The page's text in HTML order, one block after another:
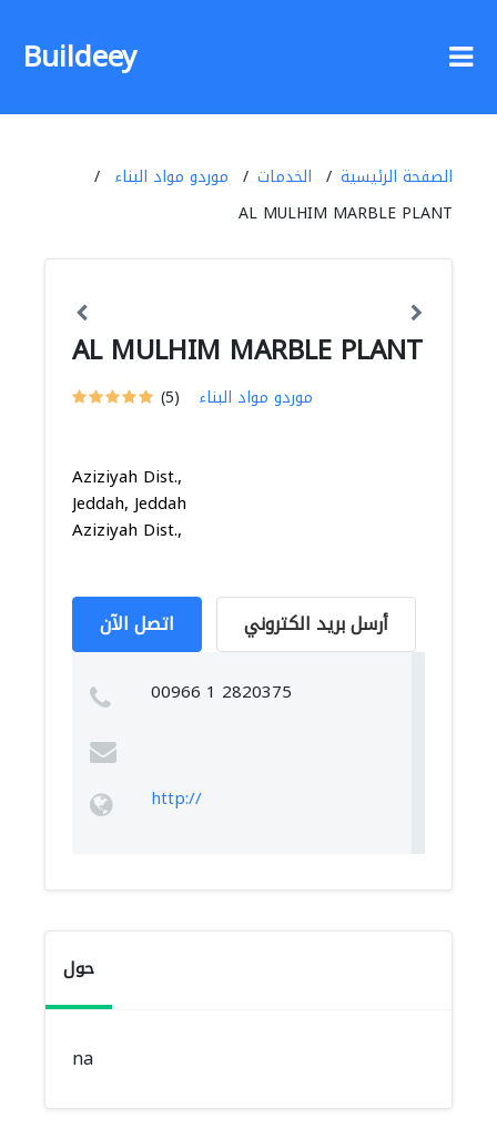
Buildeey
الصفحة الرئيسية الخدمات
موردو مواد البناء
AL MULHIM MARBLE PLANT
AL MULHIM MARBLE PLANT
(5) موردو مواد البناء
Aziziyah Dist.,
Jeddah, Jeddah
Aziziyah Dist.,
اتصل الآن أرسل بريد الكتروني
00966 1 2820375
http://
حول
na